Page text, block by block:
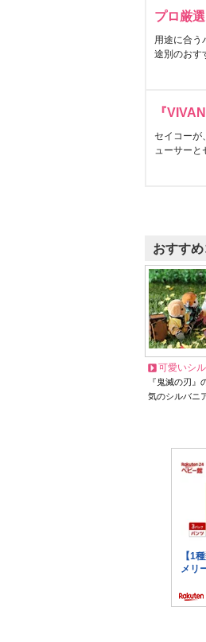
プロ厳
用途に合う
途別のおす
『
セイコーが
ューサーと
おすす
可愛いシ
『鬼滅の刃』
気のシルバニ